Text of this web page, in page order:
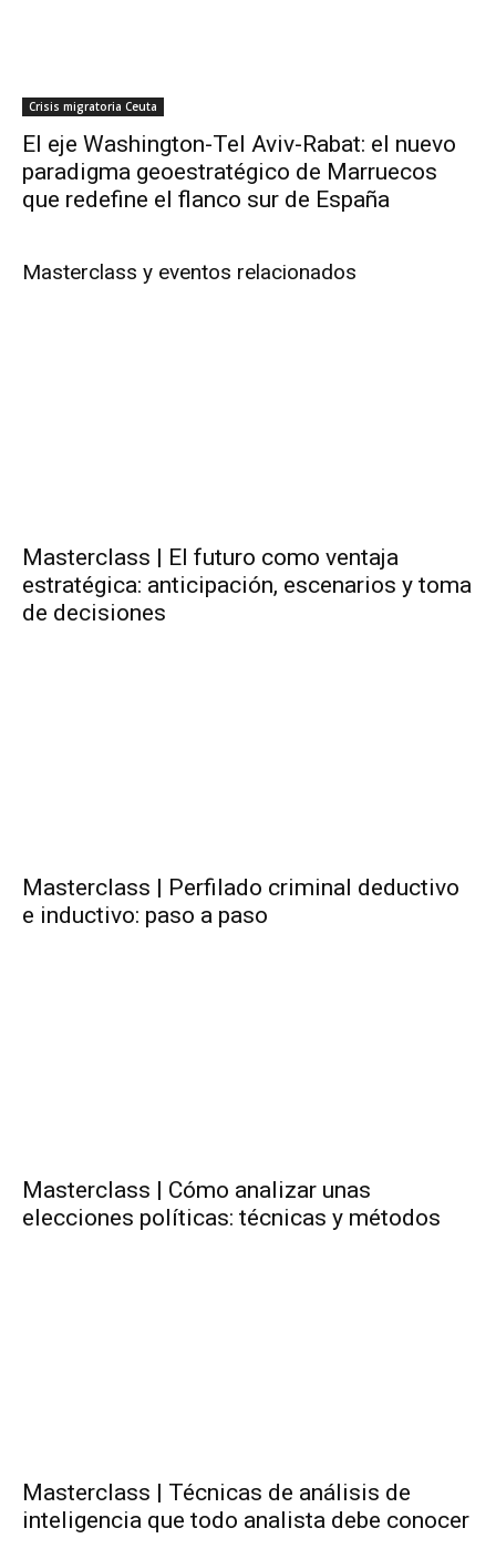
Crisis migratoria Ceuta
El eje Washington-Tel Aviv-Rabat: el nuevo
paradigma geoestratégico de Marruecos
que redefine el flanco sur de España
Masterclass y eventos relacionados
Masterclass | El futuro como ventaja
estratégica: anticipación, escenarios y toma
de decisiones
Masterclass | Perfilado criminal deductivo
e inductivo: paso a paso
Masterclass | Cómo analizar unas
elecciones políticas: técnicas y métodos
Masterclass | Técnicas de análisis de
inteligencia que todo analista debe conocer